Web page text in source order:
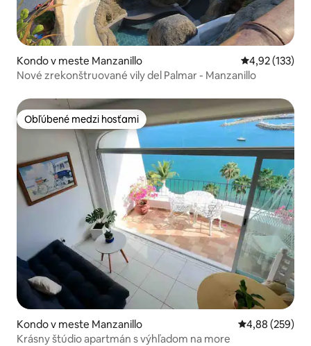
Kondo v meste Manzanillo Priemerné
4,92 (133)
Nové zrekonštruované vily del Palmar - Manzanillo
Obľúbené medzi hosťami
Obľúbené medzi hosťami
Kondo v meste Manzanillo Priemerné
4,88 (259)
Krásny štúdio apartmán s výhľadom na more